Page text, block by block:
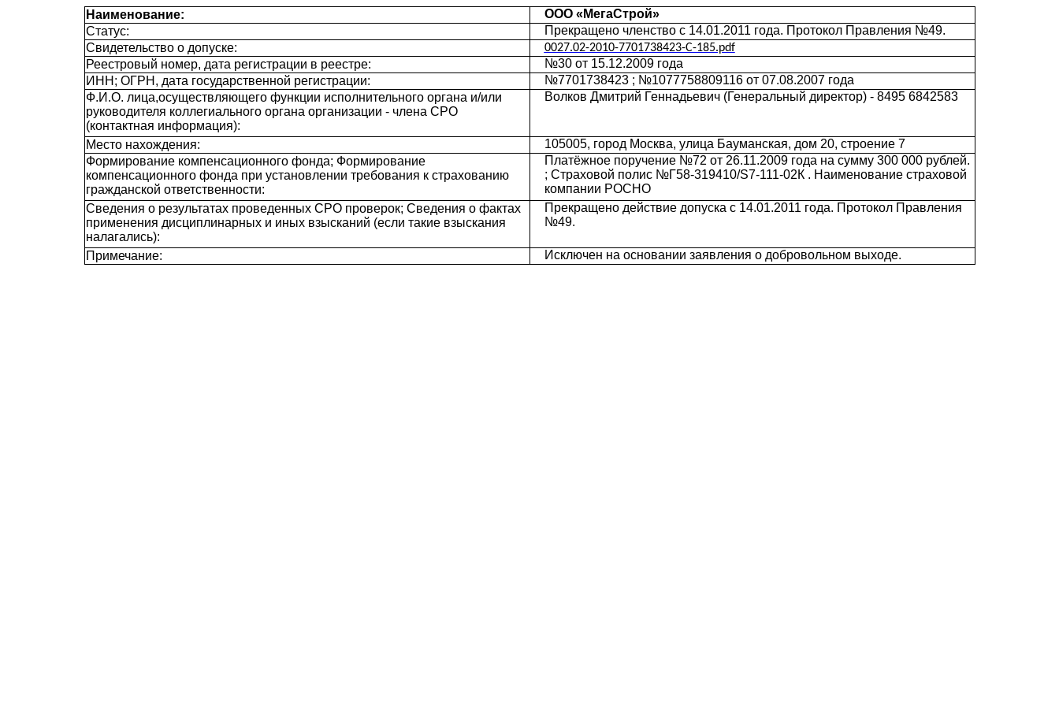
Наименование:
OOO «МегаСтрой»
Статус:
Прекращено членство с 14.01.2011 года. Протокол Правления №49.
Свидетельство о допуске:
0027.02-2010-7701738423-C-185.pdf
Реестровый номер, дата регистрации в реестре:
№30 от 15.12.2009 года
ИНН; ОГРН, дата государственной регистрации:
№7701738423 ; №1077758809116 от 07.08.2007 года
Ф.И.О. лица,осуществляющего функции исполнительного органа и/или
руководителя коллегиального органа организации - члена СРО
(контактная информация):
Волков Дмитрий Геннадьевич (Генеральный директор) - 8495 6842583
Место нахождения:
105005, город Москва, улица Бауманская, дом 20, строение 7
Формирование компенсационного фонда; Формирование
компенсационного фонда при установлении требования к страхованию
гражданской ответственности:
Платёжное поручение №72 от 26.11.2009 года на сумму 300 000 рублей.
; Страховой полис №Г58-319410/S7-111-02К . Наименование страховой
компании РОСНО
Сведения о результатах проведенных СРО проверок; Сведения о фактах
применения дисциплинарных и иных взысканий (если такие взыскания
налагались):
Прекращено действие допуска с 14.01.2011 года. Протокол Правления
№49.
Примечание: Исключен на основании заявления о добровольном выходе.